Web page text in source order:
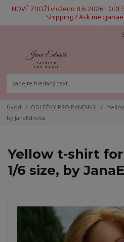
NOVÉ ZBOŽÍ vloženo 8.6.2026 !
Shipping ? Ask me :
Úvod OBLEČKY PRO PANENKY
by JanaEdrova.
Yellow t-shirt
1/6 size, by